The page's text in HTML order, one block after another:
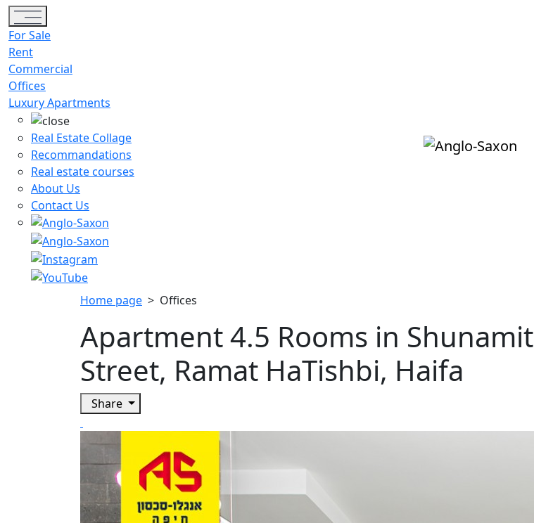
Toggle navigation
For Sale
Rent
Commercial
Offices
Luxury Apartments
Real Estate Collage
Recommandations
Real estate courses
About Us
Contact Us
Home page > Offices
Apartment 4.5 Rooms in Shunamit
Street, Ramat HaTishbi, Haifa
Share